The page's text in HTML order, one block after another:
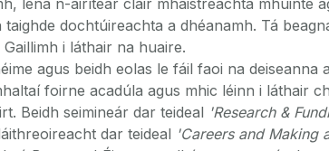
dochtúireachta a dhéanamh. Tá
i láthair na huaire.
agus beidh eolas le fáil faoi na deiseanna
foirne acadúla agus mhic léinn i láthair
Beidh seimineár dar teideal 'Research &
dar teideal 'Careers and Making